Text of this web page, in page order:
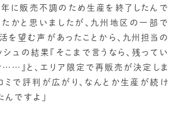
に販売不調のため生産を終了したんで
かと思いましたが、九州地区の一部で
を望む声があったことから、九州担当の
ュの結果『そこまで言うなら、残ってい
』と、エリア限定で再販売が決定しま
ミで評判が広がり、なんとか生産が続け
んですよ」